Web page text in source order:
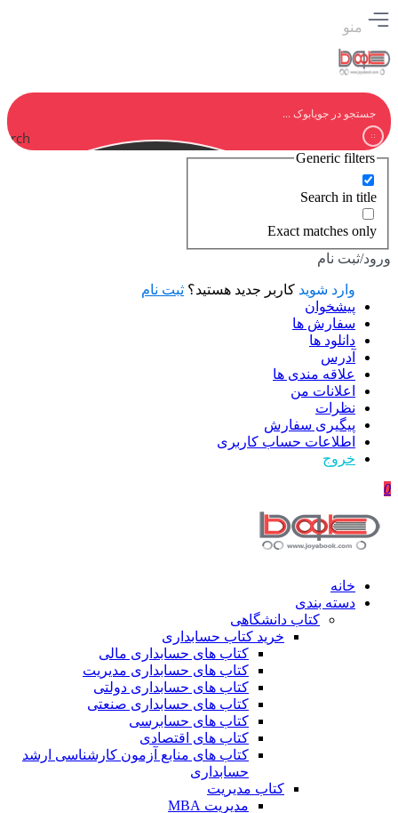
منو
Generic filters
Search in title
Exact matches only
ورود/ثبت نام
وارد شوید کاربر جدید هستید؟ ثبت نام
پیشخوان
سفارش ها
دانلود ها
آدرس
علاقه مندی ها
اعلانات من
نظرات
پیگیری سفارش
اطلاعات حساب كاربری
خروج
0
خانه
دسته بندی
کتاب دانشگاهی
خرید کتاب حسابداری
کتاب های حسابداری مالی
کتاب های حسابداری مدیریت
کتاب های حسابداری دولتی
کتاب های حسابداری صنعتی
کتاب های حسابرسی
کتاب های اقتصادی
کتاب های منابع آزمون کارشناسی ارشد
حسابداری
کتاب مدیریت
مدیریت MBA